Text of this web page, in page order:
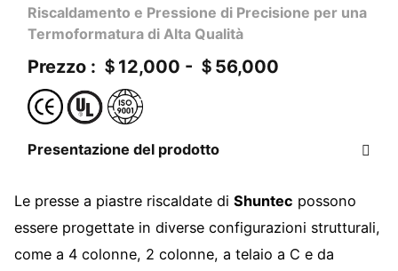
Riscaldamento e Pressione di Precisione per una
Termoformatura di Alta Qualità
Prezzo : ＄12,000 - ＄56,000
Presentazione del prodotto
Le presse a piastre riscaldate di Shuntec possono
essere progettate in diverse configurazioni strutturali,
come a 4 colonne, 2 colonne, a telaio a C e da